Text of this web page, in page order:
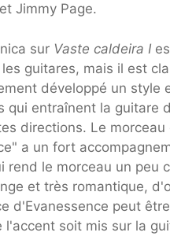
Jimmy Page.
sur Vaste caldeira I
guitares, mais il est
développé un style
qui entraînent la guitare
directions. Le
a un fort
rend le morceau un peu
et très romantique,
d'Evanessence peut
l'accent soit mis sur la